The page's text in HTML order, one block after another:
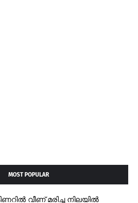
MOST POPULAR
വീണ് മരിച്ച നിലയിൽ